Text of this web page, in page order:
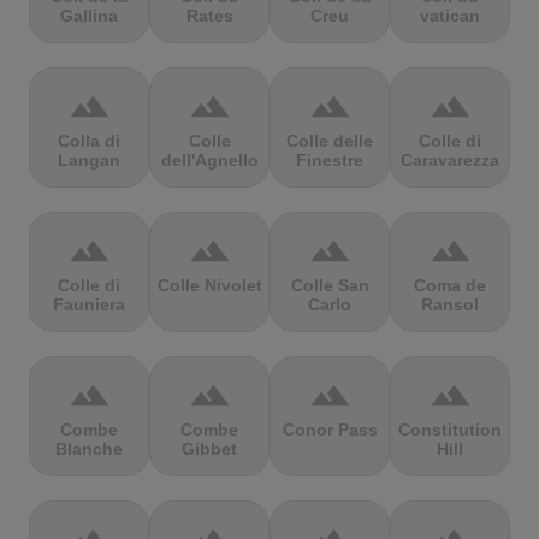
Gallina
Rates
Creu
vatican
terrain
Colla di
Langan
terrain
Colle
dell'Agnello
terrain
Colle delle
Finestre
terrain
Colle di
Caravarezza
terrain
Colle di
Fauniera
terrain
Colle Nivolet
terrain
Colle San
Carlo
terrain
Coma de
Ransol
terrain
Combe
Blanche
terrain
Combe
Gibbet
terrain
Conor Pass
terrain
Constitution
Hill